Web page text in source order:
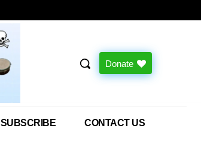
Donate
SUBSCRIBE CONTACT US